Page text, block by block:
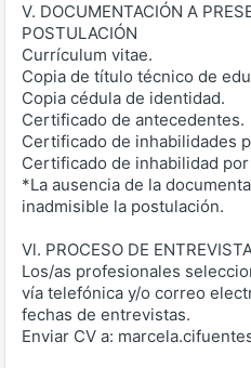
V. DOCUMENTACIÓN A
POSTULACIÓN
Currículum vitae.
Copia de título técnico de
Copia cédula de identidad.
Certificado de antecedentes.
Certificado de inhabilidades
Certificado de inhabilidad
*La ausencia de la
inadmisible la postulación.
Vl. PROCESO DE
Los/as profesionales
vía telefónica y/o correo
fechas de entrevistas.
Enviar CV a: